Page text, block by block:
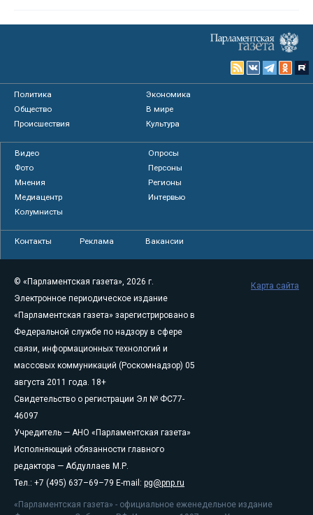
Политика
Экономика
Общество
В мире
Происшествия
Культура
Видео
Опросы
Фото
Персоны
Мнения
Регионы
Медиацентр
Интервью
Колумнисты
Контакты Реклама Вакансии
© «Парламентская газета», 2026 г.
Электронное периодическое издание
«Парламентская газета» зарегистрировано в
Федеральной службе по надзору в сфере
связи, информационных технологий и
массовых коммуникаций (Роскомнадзор) 05
августа 2011 года. 18+
Свидетельство о регистрации Эл № ФС77-
46097
Учредитель — АНО «Парламентская газета»
Исполняющий обязанности главного
редактора — Абдуллаев М.Р.
Тел.: +7 (495) 637–69–79 E-mail: pg@pnp.ru
«Парламентская газета» - официальное еженедельное издание
Карта сайта